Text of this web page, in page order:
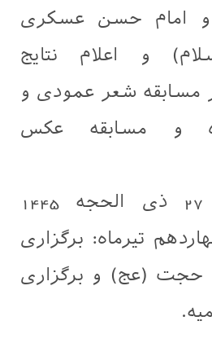
و امام حسن عسکری
و اعلام نتایج
مسابقه شعر عمودی و
و مسابقه عکس
- پنجشنبه 27 ذی الحجه 1445
تیرماه: برگزاری
حجت (عج) و برگزاری